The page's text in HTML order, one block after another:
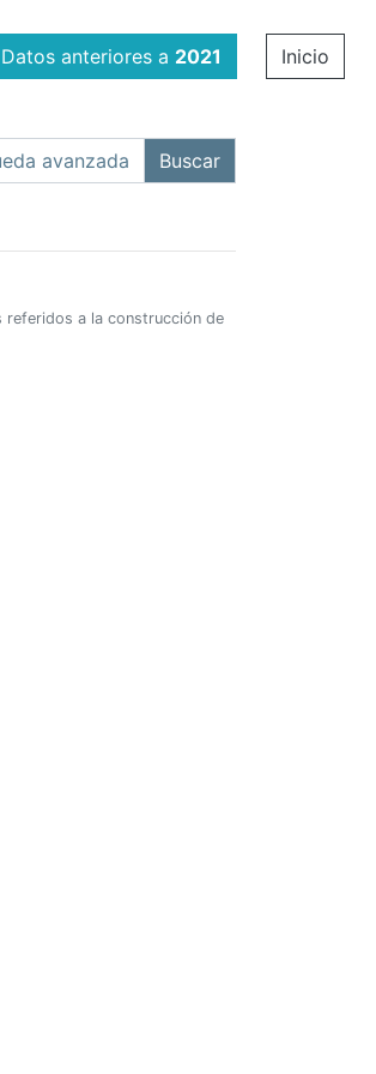
Datos anteriores a 2021 Inicio
referidos a la construcción de